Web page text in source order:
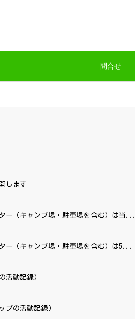
問合せ
します
ー（キャンプ場・駐車場を含む）は当...
ー（キャンプ場・駐車場を含む）は5...
活動記録）
プの活動記録）